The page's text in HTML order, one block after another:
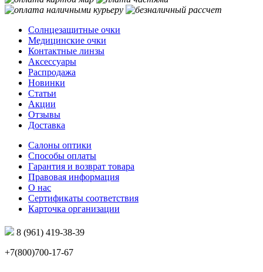
Солнцезащитные очки
Медицинские очки
Контактные линзы
Аксессуары
Распродажа
Новинки
Статьи
Акции
Отзывы
Доставка
Салоны оптики
Способы оплаты
Гарантия и возврат товара
Правовая информация
О нас
Сертификаты соответствия
Карточка организации
8 (961) 419-38-39
+7(800)700-17-67